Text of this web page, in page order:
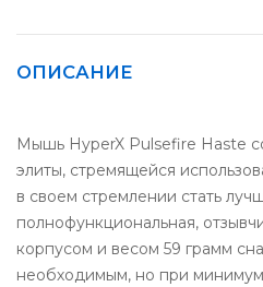
ОПИСАНИЕ
Мышь HyperX Pulsefire Haste
элиты, стремящейся
в своем стремлении стать
полнофункциональная,
корпусом и весом 59 грамм
необходимым, но при